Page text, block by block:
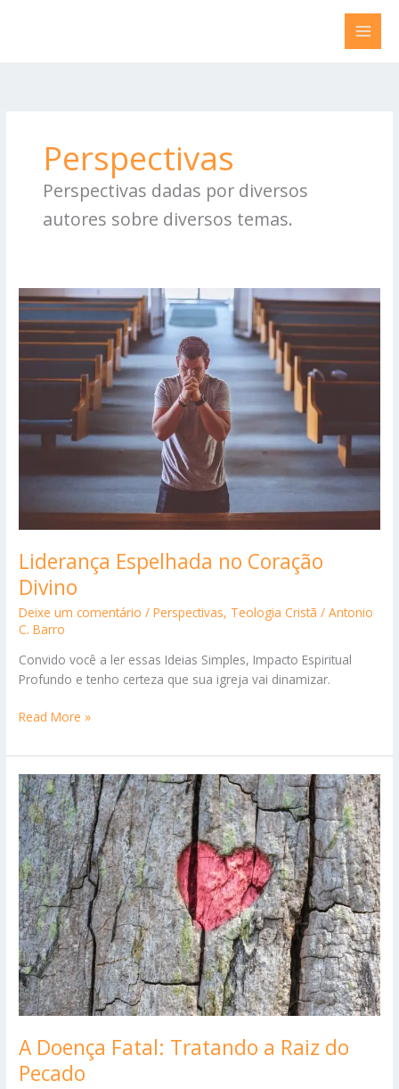
Perspectivas
Perspectivas dadas por diversos
autores sobre diversos temas.
Liderança Espelhada no Coração
Divino
Deixe um comentário /Perspectivas, Teologia Cristã /Antonio
C. Barro
Convido você a ler essas Ideias Simples, Impacto Espiritual
Profundo e tenho certeza que sua igreja vai dinamizar.
Liderança
no
Coração
Divino
Read More »
A Doença Fatal: Tratando a Raiz do
Pecado